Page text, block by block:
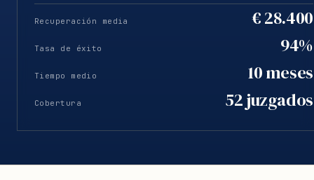
Recuperación media € 28.400
Tasa de éxito 94%
Tiempo medio 10 meses
Cobertura 52 juzgados